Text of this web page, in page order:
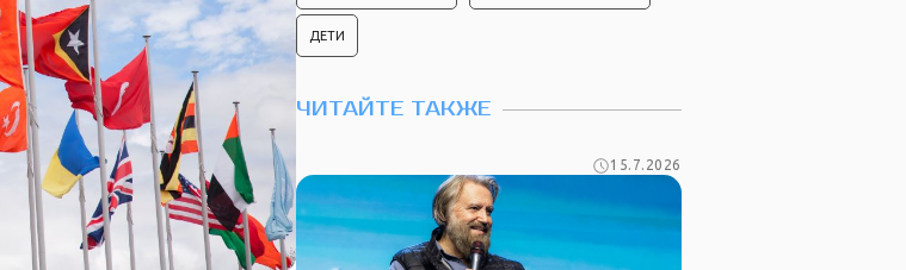
ДЕТИ
ЧИТАЙТЕ ТАКЖЕ
15.7.2026